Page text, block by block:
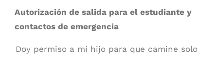
Autorización de salida para el estudiante y
contactos de emergencia
Doy permiso a mi hijo para que camine solo